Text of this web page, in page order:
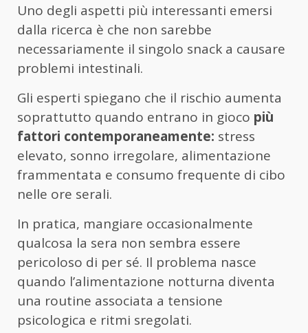
Uno degli aspetti più interessanti emersi
dalla ricerca è che non sarebbe
necessariamente il singolo snack a causare
problemi intestinali.
Gli esperti spiegano che il rischio aumenta
soprattutto quando entrano in gioco più
fattori contemporaneamente: stress
elevato, sonno irregolare, alimentazione
frammentata e consumo frequente di cibo
nelle ore serali.
In pratica, mangiare occasionalmente
qualcosa la sera non sembra essere
pericoloso di per sé. Il problema nasce
quando l’alimentazione notturna diventa
una routine associata a tensione
psicologica e ritmi sregolati.